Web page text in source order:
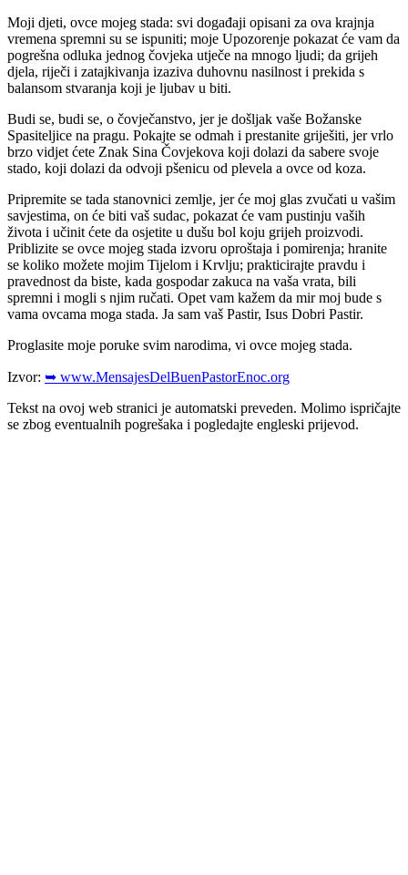
Moji djeti, ovce mojeg stada: svi događaji opisani za ova krajnja
vremena spremni su se ispuniti; moje Upozorenje pokazat će vam da
pogrešna odluka jednog čovjeka utječe na mnogo ljudi; da grijeh
djela, riječi i zatajkivanja izaziva duhovnu nasilnost i prekida s
balansom stvaranja koji je ljubav u biti.
Budi se, budi se, o čovječanstvo, jer je došljak vaše Božanske
Spasiteljice na pragu. Pokajte se odmah i prestanite griješiti, jer vrlo
brzo vidjet ćete Znak Sina Čovjekova koji dolazi da sabere svoje
stado, koji dolazi da odvoji pšenicu od plevela a ovce od koza.
Pripremite se tada stanovnici zemlje, jer će moj glas zvučati u vašim
savjestima, on će biti vaš sudac, pokazat će vam pustinju vaših
života i učinit ćete da osjetite u dušu bol koju grijeh proizvodi.
Priblizite se ovce mojeg stada izvoru oproštaja i pomirenja; hranite
se koliko možete mojim Tijelom i Krvlju; prakticirajte pravdu i
pravednost da biste, kada gospodar zakuca na vaša vrata, bili
spremni i mogli s njim ručati. Opet vam kažem da mir moj bude s
vama ovcama moga stada. Ja sam vaš Pastir, Isus Dobri Pastir.
Proglasite moje poruke svim narodima, vi ovce mojeg stada.
Izvor: ➥ www.MensajesDelBuenPastorEnoc.org
Tekst na ovoj web stranici je automatski preveden. Molimo ispričajte
se zbog eventualnih pogrešaka i pogledajte engleski prijevod.